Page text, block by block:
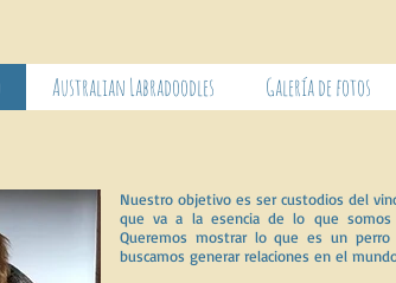
Australian Labradoodles Galería de fotos
Nuestro objetivo es ser custodios del
que va a la esencia de lo que somos
Queremos mostrar lo que es un perro
buscamos generar relaciones en el